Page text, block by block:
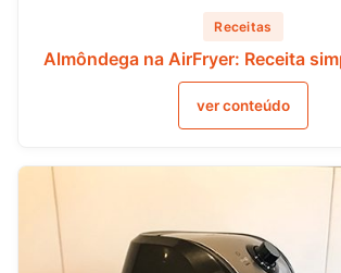
Receitas
Almôndega na AirFryer: Receita
ver conteúdo